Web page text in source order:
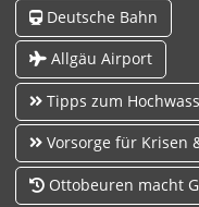
Deutsche Bahn
Allgäu Airport
Tipps zum
Vorsorge für Krisen
Ottobeuren macht